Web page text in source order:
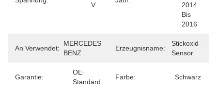
V
2014
Bis
2016
An Verwendet:
MERCEDES
BENZ
Erzeugnisname:
Stickoxid-
Sensor
Garantie:
OE-
Standard
Farbe: Schwarz